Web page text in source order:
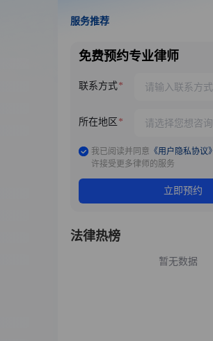
服务推荐
免费预约专业律师
联系方式
所在地区
我已阅读并同意 《用户隐私协议》
许接受更多律师的服务
立即预约
法律热榜
暂无数据